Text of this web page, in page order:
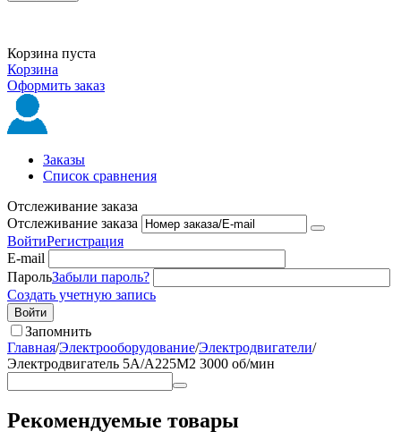
Корзина пуста
Корзина
Оформить заказ
Заказы
Список сравнения
Отслеживание заказа
Отслеживание заказа
ВойтиРегистрация
E-mail
ПарольЗабыли пароль?
Создать учетную запись
Войти
Запомнить
Главная/Электрооборудование/Электродвигатели/
Электродвигатель 5А/А225М2 3000 об/мин
Рекомендуемые товары